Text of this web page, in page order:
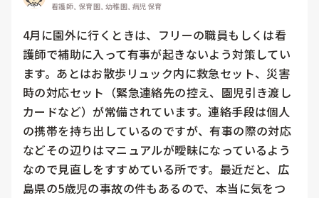
看護師, 保育園, 幼稚園, 病児保育
4月に園外に行くときは、フリーの職員もしくは看
護師で補助に入って有事が起きないよう対策してい
ます。あとはお散歩リュック内に救急セット、災害
時の対応セット（緊急連絡先の控え、園児引き渡し
カードなど）が常備されています。連絡手段は個人
の携帯を持ち出しているのですが、有事の際の対応
などその辺りはマニュアルが曖昧になっているよう
なので見直しをすすめている所です。最近だと、広
島県の5歳児の事故の件もあるので、本当に気をつ